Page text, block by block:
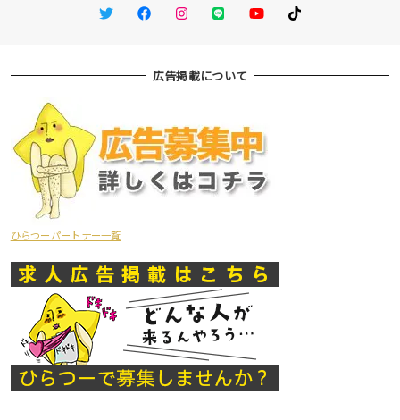
TwitterFacebookInstagram
LINE You TubeTikTok
広告掲載について
ひらつーパートナー一覧